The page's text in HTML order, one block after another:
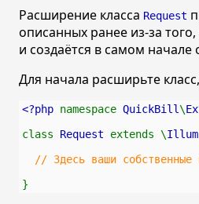
Расширение класса Request
описанных ранее из-за
и создаётся в самом начале
Для начала расширьте
<?php namespace QuickBill\
class Request extends \
// Здесь ваши собственные
}